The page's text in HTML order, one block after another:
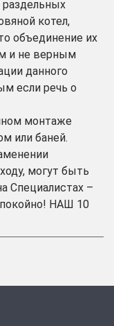
котел,
объединение их
и не верным
данного
если речь о
монтаже
или баней.
могут быть
Специалистах –
НАШ 10